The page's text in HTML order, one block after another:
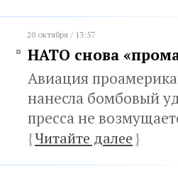
20 октября / 13:57
НАТО снова
Авиация
нанесла бомбовый
пресса не
{Читайте далее}